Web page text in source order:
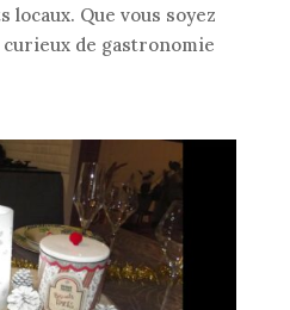
Que vous soyez
de gastronomie